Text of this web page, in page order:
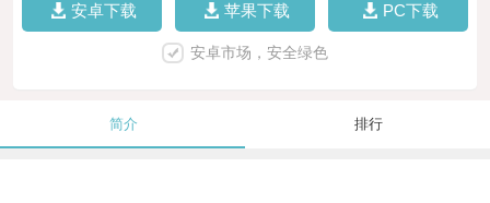
安卓下载 苹果下载 PC下载
安卓市场，安全绿色
简介 排行